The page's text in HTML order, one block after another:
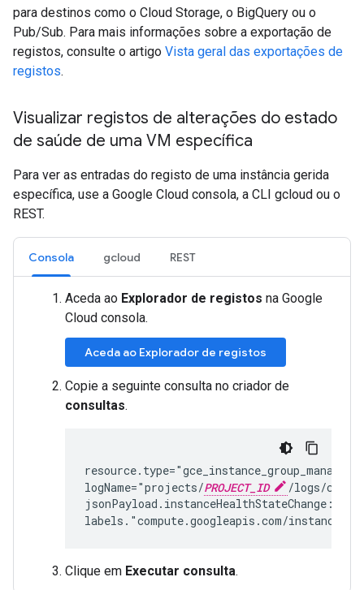
para destinos como o Cloud Storage, o BigQuery ou o
Pub/Sub. Para mais informações sobre a exportação de
registos, consulte o artigo Vista geral das exportações de
registos.
Visualizar registos de alterações do estado
de saúde de uma VM específica
Para ver as entradas do registo de uma instância gerida
específica, use a Google Cloud consola, a CLI gcloud ou o
REST.
Consola gcloud REST
Aceda ao Explorador de registos na Google
Cloud consola.
Aceda ao Explorador de registos
Copie a seguinte consulta no criador de
consultas.
resource.type="gce_instance_group_manager"
logName="projects/PROJECT_ID
/logs/
jsonPayload.instanceHealthStateChange:*
labels."compute.googleapis.com/
Clique em Executar consulta.